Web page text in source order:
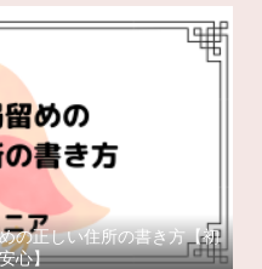
の正しい住所の書き方【初
心】